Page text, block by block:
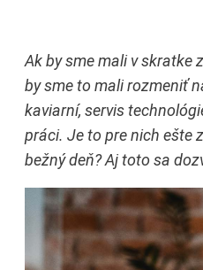
Ak by sme mali v skratke
by sme to mali rozmeniť
kaviarní, servis
práci. Je to pre nich ešte
bežný deň? Aj toto sa